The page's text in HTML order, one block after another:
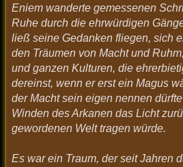
Eniem wanderte gemessenen
Ruhe durch die ehrwürdigen
ließ seine Gedanken fliegen, sich
den Träumen von Macht und
und ganzen Kulturen, die
dereinst, wenn er erst ein Magus
der Macht sein eigen nennen
Winden des Arkanen das Licht
gewordenen Welt tragen würde.
Es war ein Traum, der seit Jahren